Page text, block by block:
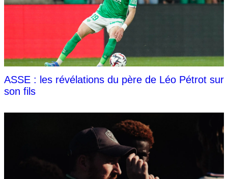
ASSE : les révélations du père de Léo Pétrot sur
son fils